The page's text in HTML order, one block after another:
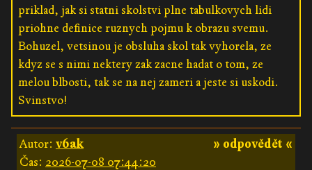
priklad, jak si statni skolstvi plne tabulkovych lidi
priohne definice ruznych pojmu k obrazu svemu.
Bohuzel, vetsinou je obsluha skol tak vyhorela, ze
kdyz se s nimi nektery zak zacne hadat o tom, ze
melou blbosti, tak se na nej zameri a jeste si uskodi.
Svinstvo!
» odpovědět «
Autor: v6ak
Čas: 2026-07-08 07:44:20